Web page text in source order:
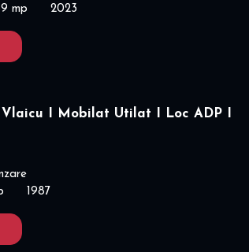
mp 2023
I Mobilat Utilat I Loc ADP I
1987